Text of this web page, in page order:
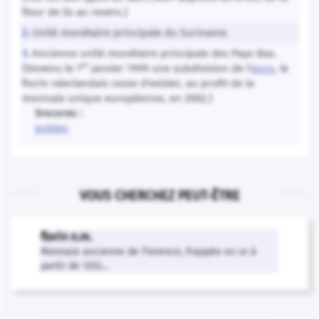
fleur de lis au revers.)
Unité monétaire principale du Suriname.
Ancienne unité monétaire principale des Pays-Bas.
(Devenu le 1er janvier 1999 une subdivision de l'euro, le
florin néerlandais cesse d'exister, au profit de la
monnaie unique européenne, en 2002.)
Synonyme :
gulden
VOUS CHERCHEZ PEUT-ÊTRE
florin n.m.
Monnaie ancienne de Florence, frappée en or à
partir de 1252...